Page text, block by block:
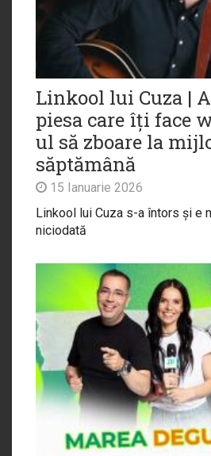
Linkool lui Cuza |
piesa care îți face
ul să zboare la
săptămână
15 Ianuarie 2026
Linkool lui Cuza s-a întors și e
niciodată